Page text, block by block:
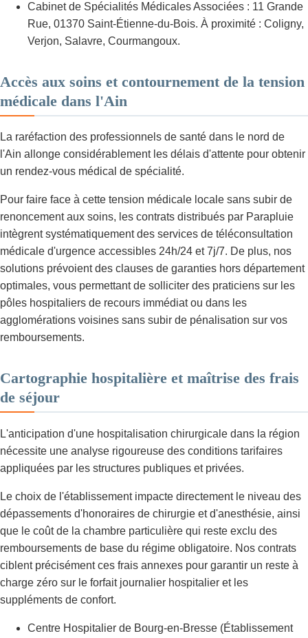
Cabinet de Spécialités Médicales Associées : 11 Grande
Rue, 01370 Saint-Étienne-du-Bois. À proximité : Coligny,
Verjon, Salavre, Courmangoux.
Accès aux soins et contournement de la tension
médicale dans l'Ain
La raréfaction des professionnels de santé dans le nord de
l'Ain allonge considérablement les délais d'attente pour obtenir
un rendez-vous médical de spécialité.
Pour faire face à cette tension médicale locale sans subir de
renoncement aux soins, les contrats distribués par Parapluie
intègrent systématiquement des services de téléconsultation
médicale d'urgence accessibles 24h/24 et 7j/7. De plus, nos
solutions prévoient des clauses de garanties hors département
optimales, vous permettant de solliciter des praticiens sur les
pôles hospitaliers de recours immédiat ou dans les
agglomérations voisines sans subir de pénalisation sur vos
remboursements.
Cartographie hospitalière et maîtrise des frais
de séjour
L'anticipation d'une hospitalisation chirurgicale dans la région
nécessite une analyse rigoureuse des conditions tarifaires
appliquées par les structures publiques et privées.
Le choix de l'établissement impacte directement le niveau des
dépassements d'honoraires de chirurgie et d'anesthésie, ainsi
que le coût de la chambre particulière qui reste exclu des
remboursements de base du régime obligatoire. Nos contrats
ciblent précisément ces frais annexes pour garantir un reste à
charge zéro sur le forfait journalier hospitalier et les
suppléments de confort.
Centre Hospitalier de Bourg-en-Bresse (Établissement